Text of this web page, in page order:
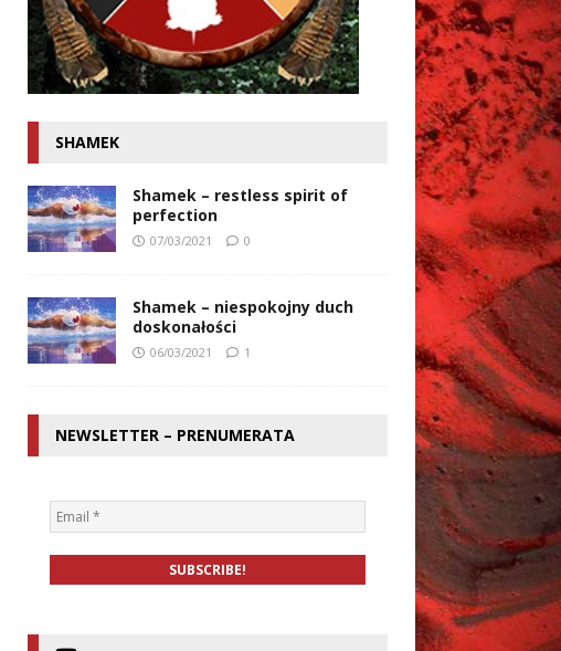
SHAMEK
Shamek – restless spirit of
perfection
07/03/2021 0
Shamek – niespokojny duch
doskonałości
06/03/2021 1
NEWSLETTER – PRENUMERATA